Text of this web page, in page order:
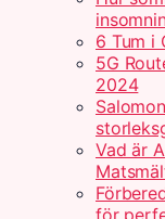
6 Tum i
5G
2024
Vad är
för